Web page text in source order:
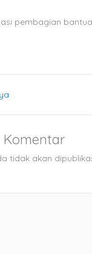
pembagian
tidak akan